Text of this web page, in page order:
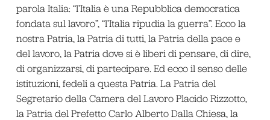
parola Italia: “l’Italia è una Repubblica democratica
fondata sul lavoro”, “l’Italia ripudia la guerra”. Ecco la
nostra Patria, la Patria di tutti, la Patria della pace e
del lavoro, la Patria dove si è liberi di pensare, di dire,
di organizzarsi, di partecipare. Ed ecco il senso delle
istituzioni, fedeli a questa Patria. La Patria del
Segretario della Camera del Lavoro Placido Rizzotto,
la Patria del Prefetto Carlo Alberto Dalla Chiesa, la